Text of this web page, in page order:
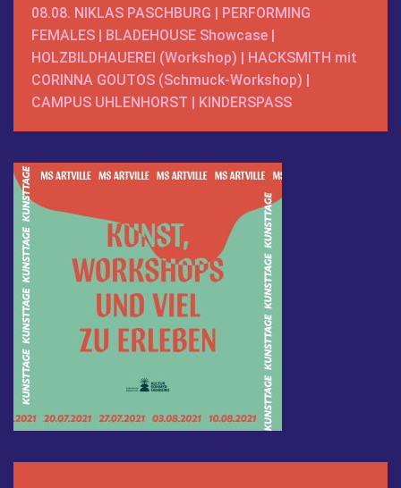
08.08. NIKLAS PASCHBURG | PERFORMING
FEMALES | BLADEHOUSE Showcase |
HOLZBILDHAUEREI (Workshop) | HACKSMITH mit
CORINNA GOUTOS (Schmuck-Workshop) |
CAMPUS UHLENHORST | KINDERSPASS